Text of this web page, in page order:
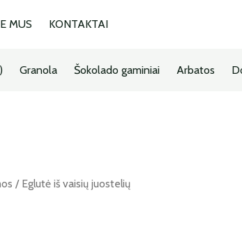
MUS KONTAKTAI
Granola Šokolado gaminiai Arbatos
/ Eglutė iš vaisių juostelių